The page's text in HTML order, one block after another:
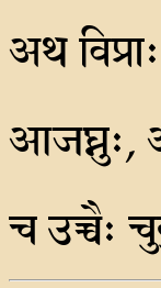
अथ
आजघ्नुः,
च उच्चैः